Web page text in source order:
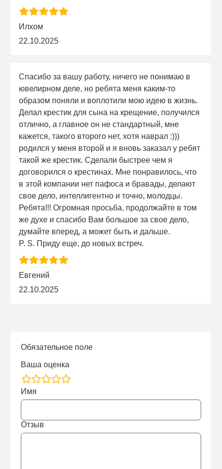
Илхом
22.10.2025
Спасибо за вашу работу, ничего не понимаю в
ювелирном деле, но ребята меня каким-то
образом поняли и воплотили мою идею в жизнь.
Делал крестик для сына на крещение, получился
отлично, а главное он не стандартный, мне
кажется, такого второго нет, хотя наврал :)))
родился у меня второй и я вновь заказал у ребят
такой же крестик. Сделали быстрее чем я
договорился о крестинах. Мне понравилось, что
в этой компании нет пафоса и бравады, делают
свое дело, интеллигентно и точно, молодцы.
Ребята!!! Огромная просьба, продолжайте в том
же духе и спасибо Вам большое за свое дело,
думайте вперед, а может быть и дальше.
P. S. Приду еще, до новых встреч.
Евгений
22.10.2025
Обязательное поле
Ваша оценка
rating
fields
Имя
Отзыв